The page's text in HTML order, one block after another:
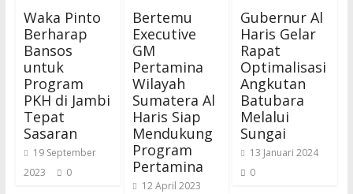
Waka Pinto
Berharap
Bansos
untuk
Program
PKH di Jambi
Tepat
Sasaran
19 September
2023
0
Bertemu
Executive
GM
Pertamina
Wilayah
Sumatera Al
Haris Siap
Mendukung
Program
Pertamina
12 April 2023
Gubernur Al
Haris Gelar
Rapat
Optimalisasi
Angkutan
Batubara
Melalui
Sungai
13 Januari 2024
0